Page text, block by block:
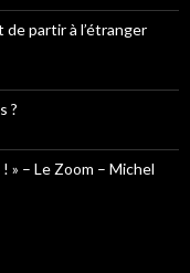
de partir à l’étranger
?
» – Le Zoom – Michel